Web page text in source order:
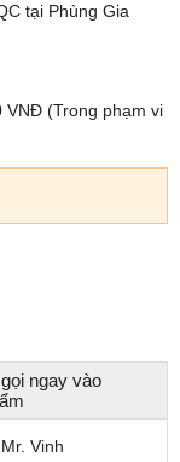
tại Phùng Gia
VNĐ (Trong phạm vi
ngay vào
Mr. Vinh